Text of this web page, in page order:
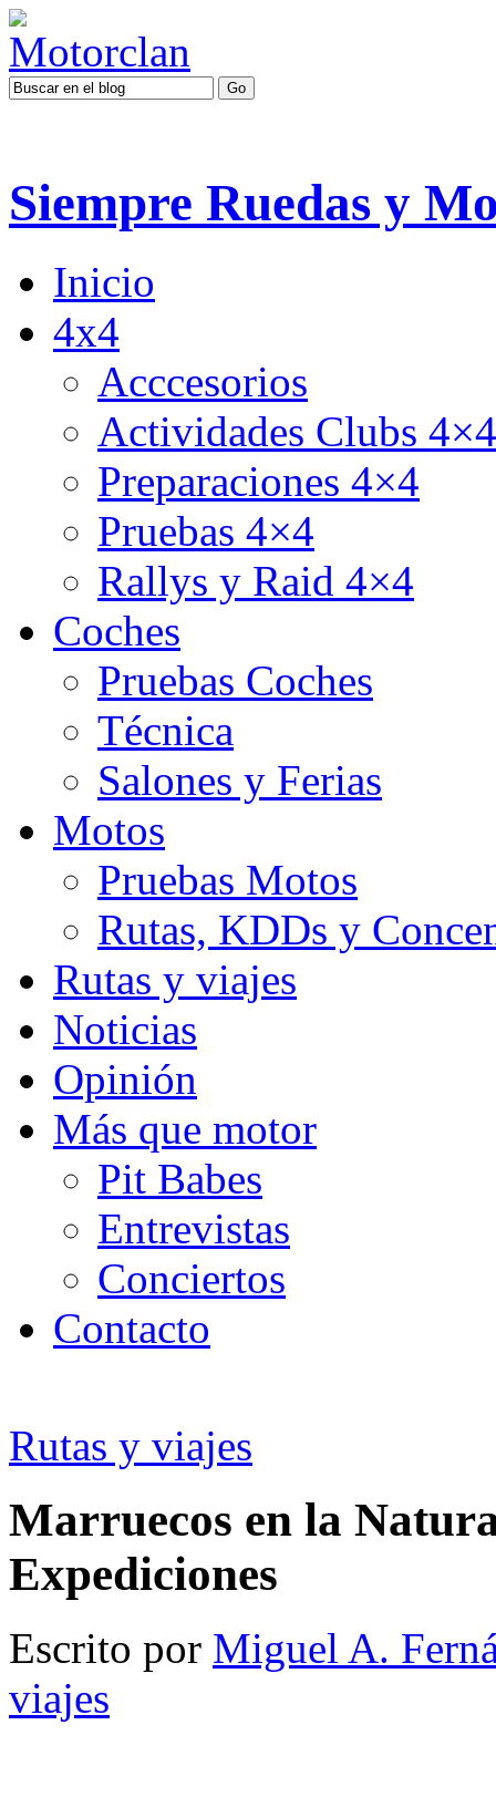
Siempre Ruedas y
Inicio
4x4
Acccesorios
Actividades Clubs 4×4
Preparaciones 4×4
Pruebas 4×4
Rallys y Raid 4×4
Coches
Pruebas Coches
Técnica
Salones y Ferias
Motos
Pruebas Motos
Rutas, KDDs y
Rutas y viajes
Noticias
Opinión
Más que motor
Pit Babes
Entrevistas
Conciertos
Contacto
Rutas y viajes
Marruecos en la
Expediciones
Escrito por Miguel A.
viajes